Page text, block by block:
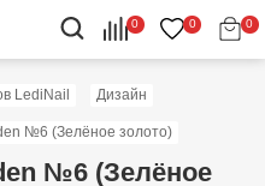
0 0 0
LediNail Дизайн
№6 (Зелёное золото)
№6 (Зелёное